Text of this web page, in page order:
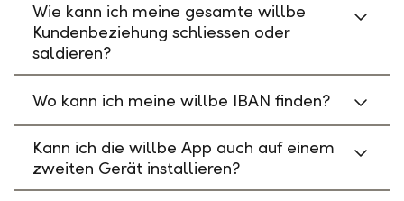
Wie kann ich meine gesamte willbe
Kundenbeziehung schliessen oder
saldieren?
Wo kann ich meine willbe IBAN finden?
Kann ich die willbe App auch auf einem
zweiten Gerät installieren?